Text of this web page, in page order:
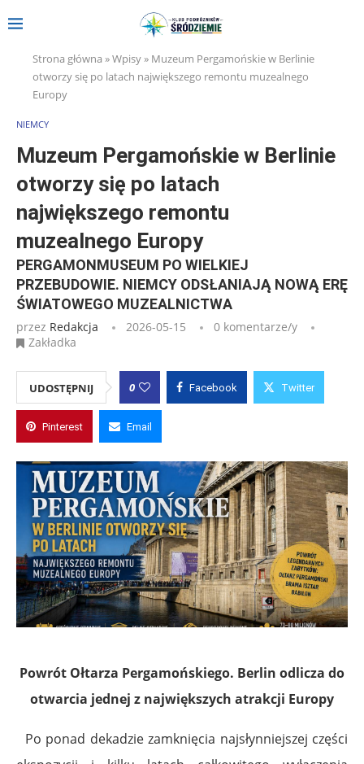
Strona główna »Wpisy» Muzeum Pergamońskie w Berlinie
otworzy się po latach największego remontu muzealnego
Europy
NIEMCY
Muzeum Pergamońskie w Berlinie
otworzy się po latach
największego remontu
muzealnego Europy
PERGAMONMUSEUM PO WIELKIEJ
PRZEBUDOWIE. NIEMCY ODSŁANIAJĄ NOWĄ ERĘ
ŚWIATOWEGO MUZEALNICTWA
przez Redakcja 2026-05-15
0 komentarze/y
Zakładka
UDOSTĘPNIJ 0 Facebook Twitter
Pinterest Email
Powrót Ołtarza Pergamońskiego. Berlin odlicza do
otwarcia jednej z największych atrakcji Europy
Po ponad dekadzie zamknięcia najsłynniejszej części